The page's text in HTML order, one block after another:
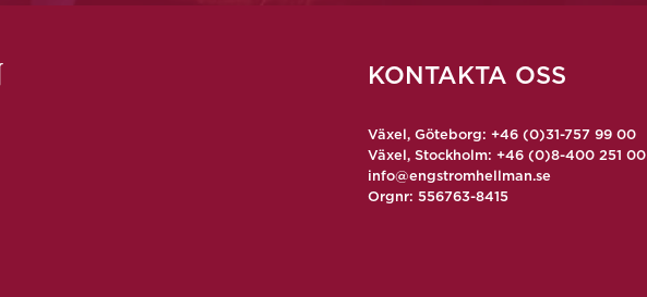
KONTAKTA OSS
Växel, Göteborg: +46 (0)31-757 99 00
Växel, Stockholm: +46 (0)8-400 251 00
info@engstromhellman.se
Orgnr: 556763-8415